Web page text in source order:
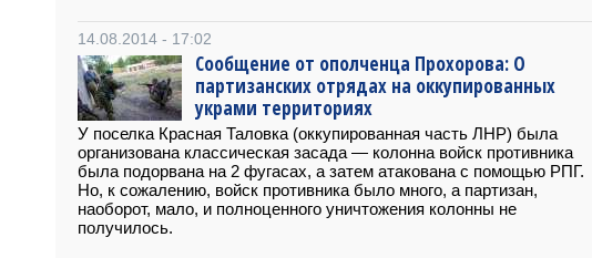
14.08.2014 - 17:02
Сообщение от ополченца Прохорова: О
партизанских отрядах на оккупированных
украми территориях
У поселка Красная Таловка (оккупированная часть ЛНР) была
организована классическая засада — колонна войск противника
была подорвана на 2 фугасах, а затем атакована с помощью РПГ.
Но, к сожалению, войск противника было много, а партизан,
наоборот, мало, и полноценного уничтожения колонны не
получилось.